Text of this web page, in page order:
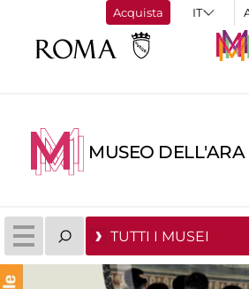
Acquista
MUSEO DELL'ARA
TUTTI I MUSEI